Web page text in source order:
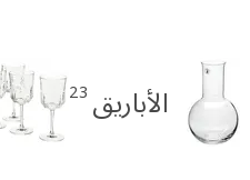
الأباريق 23